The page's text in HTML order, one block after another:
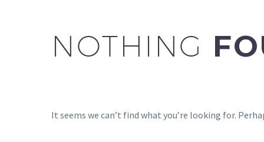
NOTHING
It seems we can’t find what you’re looking for.